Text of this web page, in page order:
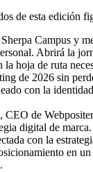
de esta edición
Campus y
Abrirá la
la hoja de ruta
de 2026 sin
con la
, CEO de
digital de
con la
en